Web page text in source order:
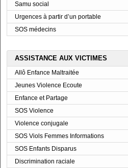
Samu social
Urgences à partir d’un portable
SOS médecins
ASSISTANCE AUX VICTIMES
Allô Enfance Maltraitée
Jeunes Violence Ecoute
Enfance et Partage
SOS Violence
Violence conjugale
SOS Viols Femmes Informations
SOS Enfants Disparus
Discrimination raciale